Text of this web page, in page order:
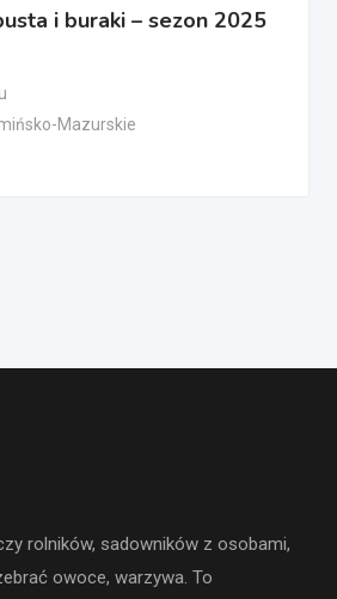
i buraki – sezon 2025
Mazurskie
rolników, sadowników z osobami,
owoce, warzywa. To